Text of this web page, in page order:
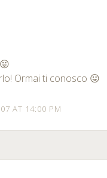
Ormai ti conosco 😛
AT 14:00 PM